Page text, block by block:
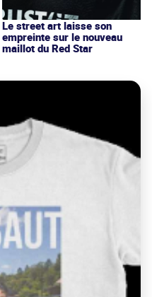
Le street art laisse son
empreinte sur le nouveau
maillot du Red Star